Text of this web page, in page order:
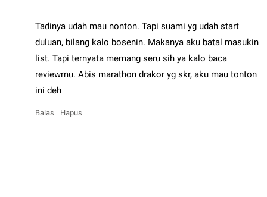
Tadinya udah mau nonton. Tapi suami yg udah start
duluan, bilang kalo bosenin. Makanya aku batal masukin
list. Tapi ternyata memang seru sih ya kalo baca
reviewmu. Abis marathon drakor yg skr, aku mau tonton
ini deh
Balas Hapus